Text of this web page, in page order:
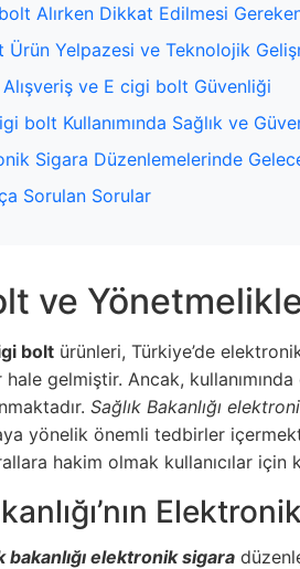
Alırken Dikkat Edilmesi
Ürün Yelpazesi ve Teknolojik
Alışveriş ve E cigi bolt Güvenliği
bolt Kullanımında Sağlık ve
Sigara Düzenlemelerinde
Sorulan Sorular
ve
bolt ürünleri, Türkiye’de
gelmiştir. Ancak,
Sağlık Bakanlığı
yönelik önemli tedbirler
hakim olmak kullanıcılar için
bakanlığı elektronik sigara